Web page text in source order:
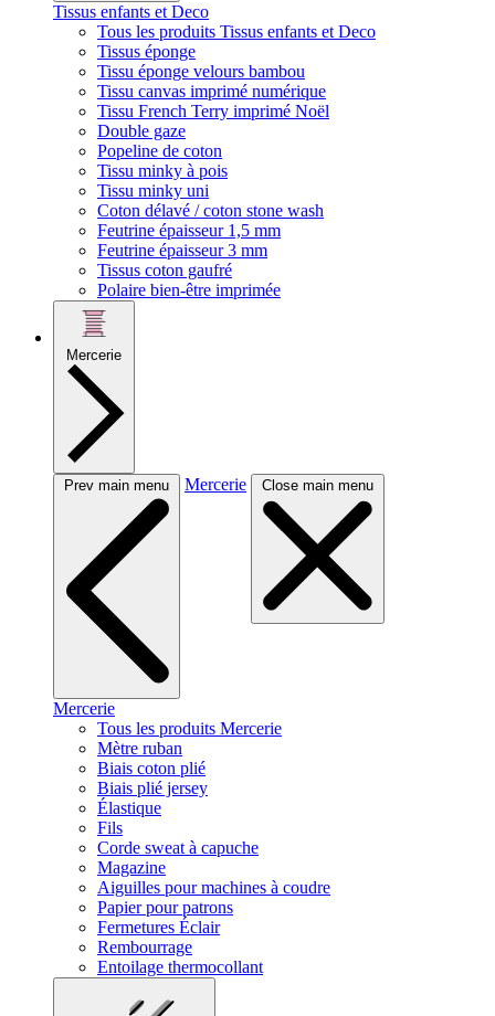
Tissus enfants et Deco
Tous les produits Tissus enfants et Deco
Tissus éponge
Tissu éponge velours bambou
Tissu canvas imprimé numérique
Tissu French Terry imprimé Noël
Double gaze
Popeline de coton
Tissu minky à pois
Tissu minky uni
Coton délavé / coton stone wash
Feutrine épaisseur 1,5 mm
Feutrine épaisseur 3 mm
Tissus coton gaufré
Polaire bien-être imprimée
Mercerie
Prev main menu Mercerie Close main menu
Mercerie
Tous les produits Mercerie
Mètre ruban
Biais coton plié
Biais plié jersey
Élastique
Fils
Corde sweat à capuche
Magazine
Aiguilles pour machines à coudre
Papier pour patrons
Fermetures Éclair
Rembourrage
Entoilage thermocollant